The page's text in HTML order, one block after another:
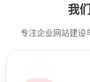
我
专注企业网站建设